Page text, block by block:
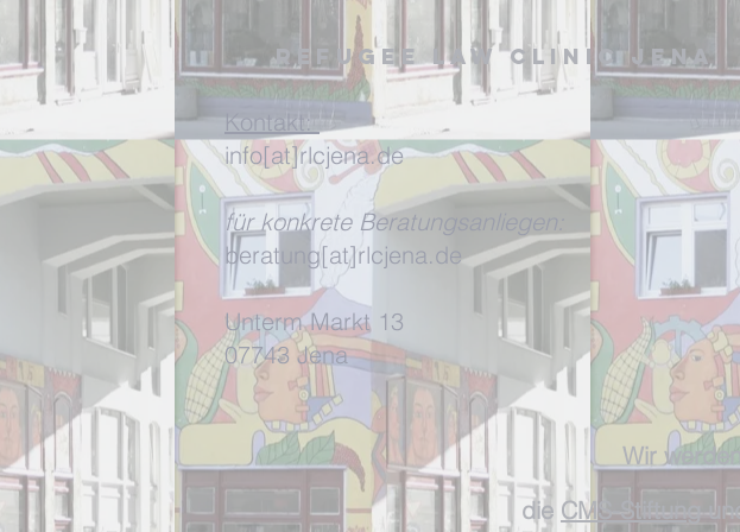
Refugee Law Clinic Jena
Kontakt:
info[at]rlcjena.de
für konkrete Beratungsanliegen:
beratung[at]rlcjena.de
Unterm Markt 13
07743 Jena
Wir werden
die CMS-Stiftun g